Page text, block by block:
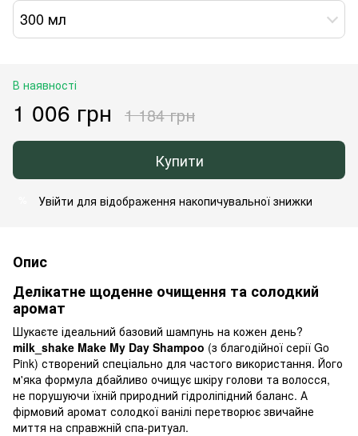
300 мл
В наявності
1 006 грн 1 184 грн
Купити
Увійти для відображення накопичувальної знижки
Опис
Делікатне щоденне очищення та солодкий
аромат
Шукаєте ідеальний базовий шампунь на кожен день?
milk_shake Make My Day Shampoo (з благодійної серії Go
Pink) створений спеціально для частого використання. Його
м'яка формула дбайливо очищує шкіру голови та волосся,
не порушуючи їхній природний гідроліпідний баланс. А
фірмовий аромат солодкої ванілі перетворює звичайне
миття на справжній спа-ритуал.